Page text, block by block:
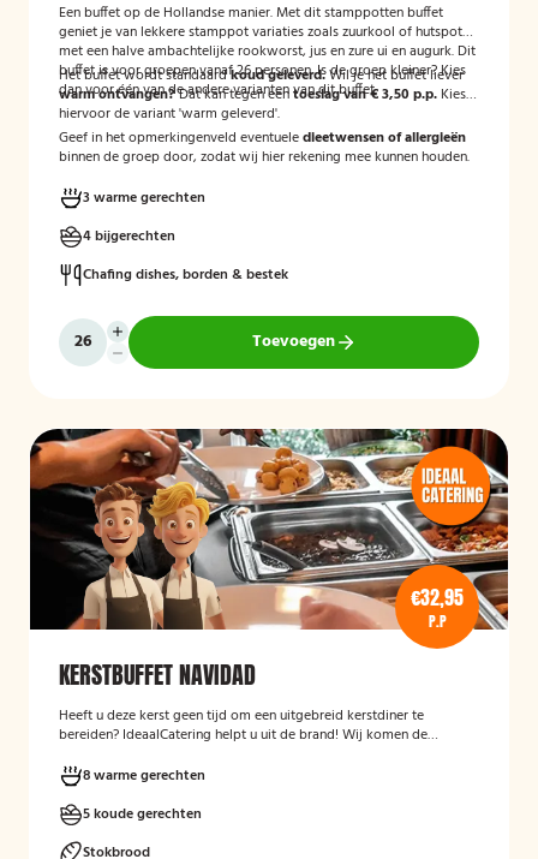
Een buffet op de Hollandse manier. Met dit stamppotten buffet
geniet je van lekkere stamppot variaties zoals zuurkool of hutspot
met een halve ambachtelijke rookworst, jus en zure ui en augurk. Dit
buffet is voor groepen vanaf 26 personen. Is de groep kleiner? Kies
dan voor één van de andere varianten van dit buffet.
Het buffet wordt standaardkoud geleverd.Wil je het buffet liever
warm ontvangen?Dat kan tegen eentoeslag van € 3,50 p.p. Kies
hiervoor de variant 'warm geleverd'.
Geef in het opmerkingenveld eventueledieetwensen of allergieën
binnen de groep door, zodat wij hier rekening mee kunnen houden.
3 warme gerechten
4 bijgerechten
Chafing dishes, borden & bestek
Toevoegen
€32,95
P.P
KERSTBUFFET NAVIDAD
Heeft u deze kerst geen tijd om een uitgebreid kerstdiner te
bereiden? IdeaalCatering helpt u uit de brand! Wij komen de
buffetten voor tweede kerstdag (26 december), komen wij op 26
december gekoeld bij u bezorgen.
8 warme gerechten
5 koude gerechten
Stokbrood